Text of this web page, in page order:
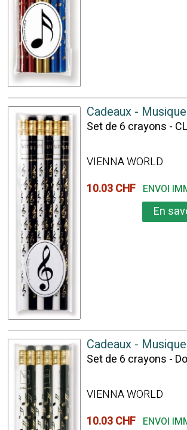
Cadeaux - Musique
Set de 6 crayons -
VIENNA WORLD
10.03 CHF ENVOI
En
Cadeaux - Musique
Set de 6 crayons -
VIENNA WORLD
10.03 CHF ENVOI